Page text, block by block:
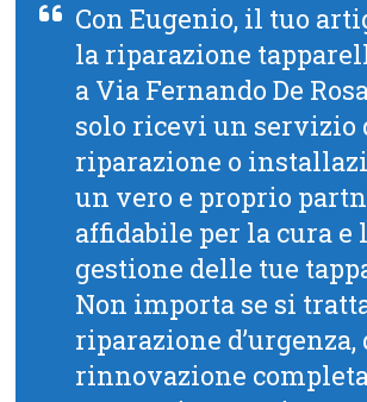
Con Eugenio, il tuo
la riparazione
a Via Fernando De
solo ricevi un servizio
riparazione o
un vero e proprio
affidabile per la cura e
gestione delle tue
Non importa se si
riparazione d’urgenza,
rinnovazione